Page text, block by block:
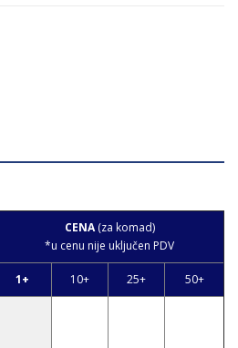
CENA(za komad)
*u cenu nije uključen PDV
1+ 10+ 25+ 50+